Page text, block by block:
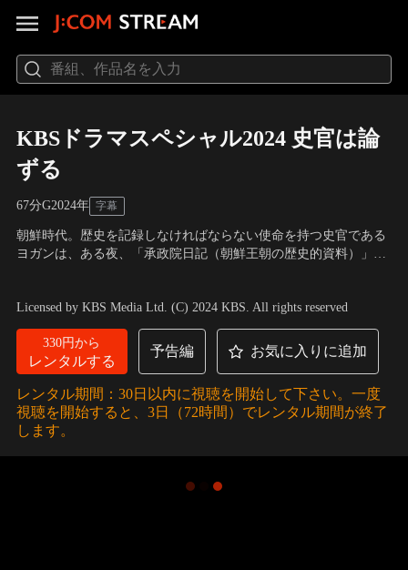
KBSドラマスペシャル2024 史官は論
ずる
67分G2024年 字幕
朝鮮時代。歴史を記録しなければならない使命を持つ史官である
ヨガンは、ある夜、「承政院日記（朝鮮王朝の歴史的資料）」が
侵入者のこの声、どうも聴き覚えがある。東宮の声ではないか！
ヨガンはすぐに大きな事実を悟る。
Licensed by KBS Media Ltd. (C) 2024 KBS. All rights reserved
330円から
レンタルする
予告編 お気に入りに追加
レンタル期間：30日以内に視聴を開始して下さい。一度
視聴を開始すると、3日（72時間）でレンタル期間が終了
します。